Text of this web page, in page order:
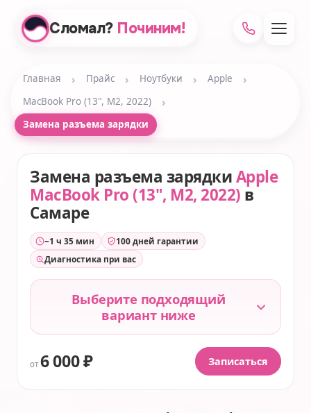
Сломал? Починим!
Главная › Прайс › Ноутбуки › Apple ›
MacBook Pro (13", M2, 2022) ›
Замена разъема зарядки
Замена разъема зарядкиApple
MacBook Pro (13", M2, 2022) в
Самаре
~1 ч 35 мин
100 дней гарантии
Диагностика при вас
Выберите подходящий
вариант ниже
от 6 000 ₽ Записаться